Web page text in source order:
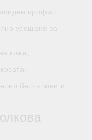
профил;
усещане за
кожа;
белтъчини и